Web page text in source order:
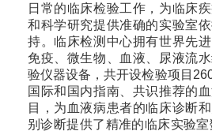
日常的临床检验工作，为临床
和科学研究提供准确的实验室
持。临床检测中心拥有世界先进
免疫、微生物、血液、尿液流
验仪器设备，共开设检验项目
国际和国内指南、共识推荐的
目，为血液病患者的临床诊断
别诊断提供了精准的临床实验